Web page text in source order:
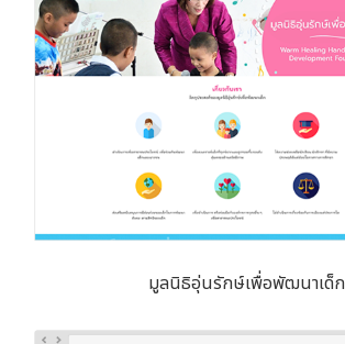
มูลนิธิอุ่นรักษ์เพื่อพัฒนาเด็ก